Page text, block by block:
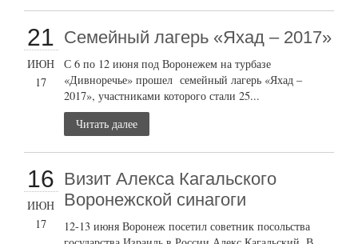
21
ИЮН
17
Семейный лагерь «Яхад – 2017»
С 6 по 12 июня под Воронежем на турбазе
«Дивноречье» прошел семейный лагерь «Яхад –
2017», участниками которого стали 25...
Читать далее
16
ИЮН
17
Визит Алекса Кагальского
Воронежской синагоги
12-13 июня Воронеж посетил советник посольства